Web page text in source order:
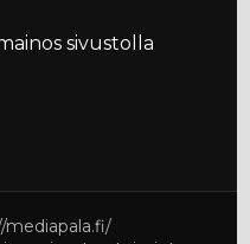
sivustolla
mediapala.fi/